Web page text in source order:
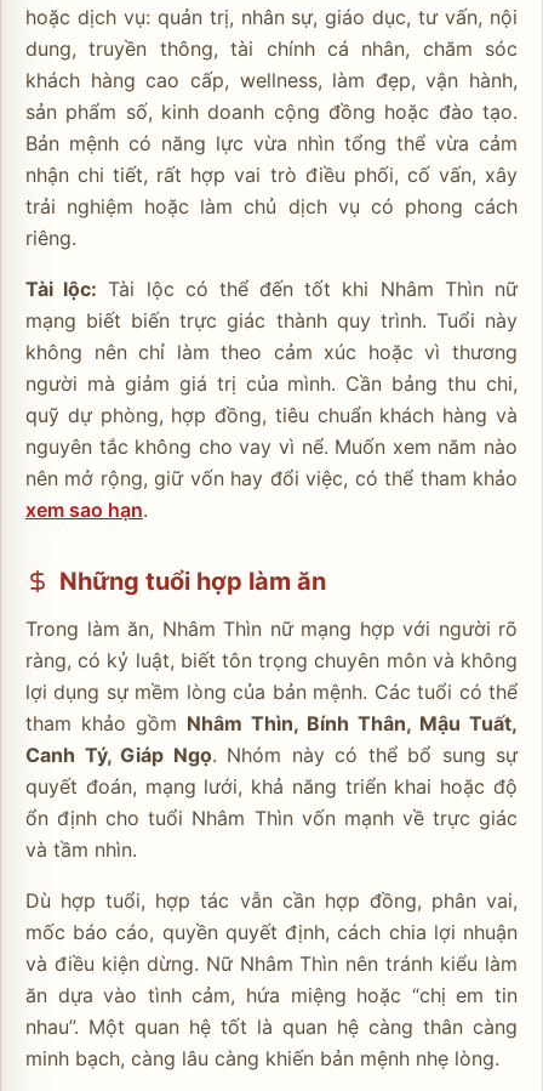
hoặc dịch vụ: quản trị, nhân sự, giáo dục, tư vấn, nội
dung, truyền thông, tài chính cá nhân, chăm sóc
khách hàng cao cấp, wellness, làm đẹp, vận hành,
sản phẩm số, kinh doanh cộng đồng hoặc đào tạo.
Bản mệnh có năng lực vừa nhìn tổng thể vừa cảm
nhận chi tiết, rất hợp vai trò điều phối, cố vấn, xây
trải nghiệm hoặc làm chủ dịch vụ có phong cách
riêng.
Tài lộc: Tài lộc có thể đến tốt khi Nhâm Thìn nữ
mạng biết biến trực giác thành quy trình. Tuổi này
không nên chỉ làm theo cảm xúc hoặc vì thương
người mà giảm giá trị của mình. Cần bảng thu chi,
quỹ dự phòng, hợp đồng, tiêu chuẩn khách hàng và
nguyên tắc không cho vay vì nể. Muốn xem năm nào
nên mở rộng, giữ vốn hay đổi việc, có thể tham khảo
xem sao hạn.
Những tuổi hợp làm ăn
Trong làm ăn, Nhâm Thìn nữ mạng hợp với người rõ
ràng, có kỷ luật, biết tôn trọng chuyên môn và không
lợi dụng sự mềm lòng của bản mệnh. Các tuổi có thể
tham khảo gồm Nhâm Thìn, Bính Thân, Mậu Tuất,
Canh Tý, Giáp Ngọ. Nhóm này có thể bổ sung sự
quyết đoán, mạng lưới, khả năng triển khai hoặc độ
ổn định cho tuổi Nhâm Thìn vốn mạnh về trực giác
và tầm nhìn.
Dù hợp tuổi, hợp tác vẫn cần hợp đồng, phân vai,
mốc báo cáo, quyền quyết định, cách chia lợi nhuận
và điều kiện dừng. Nữ Nhâm Thìn nên tránh kiểu làm
ăn dựa vào tình cảm, hứa miệng hoặc “chị em tin
nhau”. Một quan hệ tốt là quan hệ càng thân càng
minh bạch, càng lâu càng khiến bản mệnh nhẹ lòng.